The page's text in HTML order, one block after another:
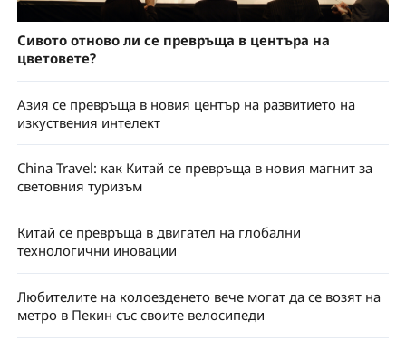
Сивото отново ли се превръща в центъра на
цветовете?
Азия се превръща в новия център на развитието на
изкуствения интелект
China Travel: как Китай се превръща в новия магнит за
световния туризъм
Китай се превръща в двигател на глобални
технологични иновации
Любителите на колоезденето вече могат да се возят на
метро в Пекин със своите велосипеди